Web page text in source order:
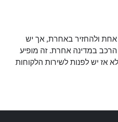
אחת ולהחזיר באחרת, אך יש
במדינה אחרת. זה מופיע
אז יש לפנות לשירות הלקוחות